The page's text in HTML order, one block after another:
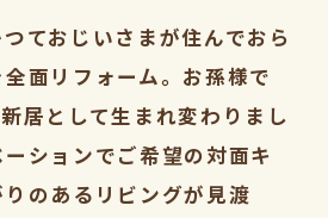
ておじいさまが住んでおら
面リフォーム。お孫様で
居として生まれ変わりまし
ションでご希望の対面キ
のあるリビングが見渡